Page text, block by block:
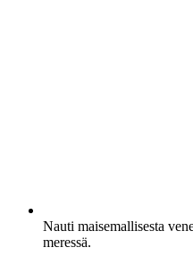
Nauti maisemallisesta
meressä.